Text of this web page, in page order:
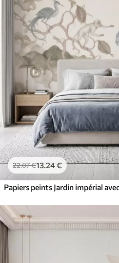
22.07€13.24€